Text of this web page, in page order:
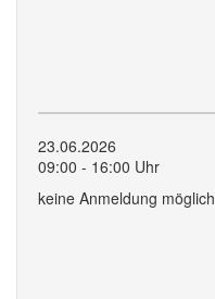
23.06.2026
09:00 - 16:00 Uhr
keine Anmeldung möglich